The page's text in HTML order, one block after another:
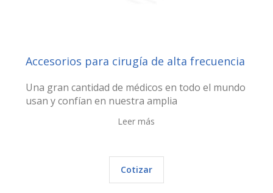
Accesorios para cirugía de alta frecuencia
Una gran cantidad de médicos en todo el mundo
usan y confían en nuestra amplia
Leer más
Cotizar